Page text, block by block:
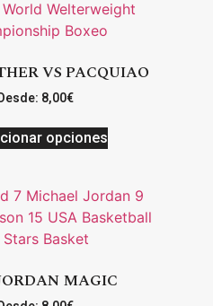
VS PACQUIAO
Desde: 8,00€
opciones
MAGIC